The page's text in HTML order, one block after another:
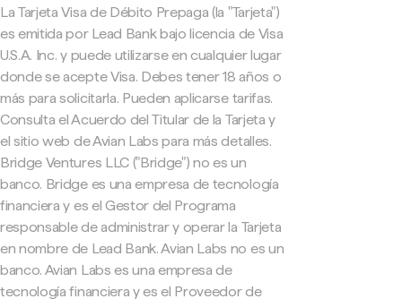
La Tarjeta Visa de Débito Prepaga (la "Tarjeta")
es emitida por Lead Bank bajo licencia de Visa
U.S.A. Inc. y puede utilizarse en cualquier lugar
donde se acepte Visa. Debes tener 18 años o
más para solicitarla. Pueden aplicarse tarifas.
Consulta el Acuerdo del Titular de la Tarjeta y
el sitio web de Avian Labs para más detalles.
Bridge Ventures LLC ("Bridge") no es un
banco. Bridge es una empresa de tecnología
financiera y es el Gestor del Programa
responsable de administrar y operar la Tarjeta
en nombre de Lead Bank. Avian Labs no es un
banco. Avian Labs es una empresa de
tecnología financiera y es el Proveedor de